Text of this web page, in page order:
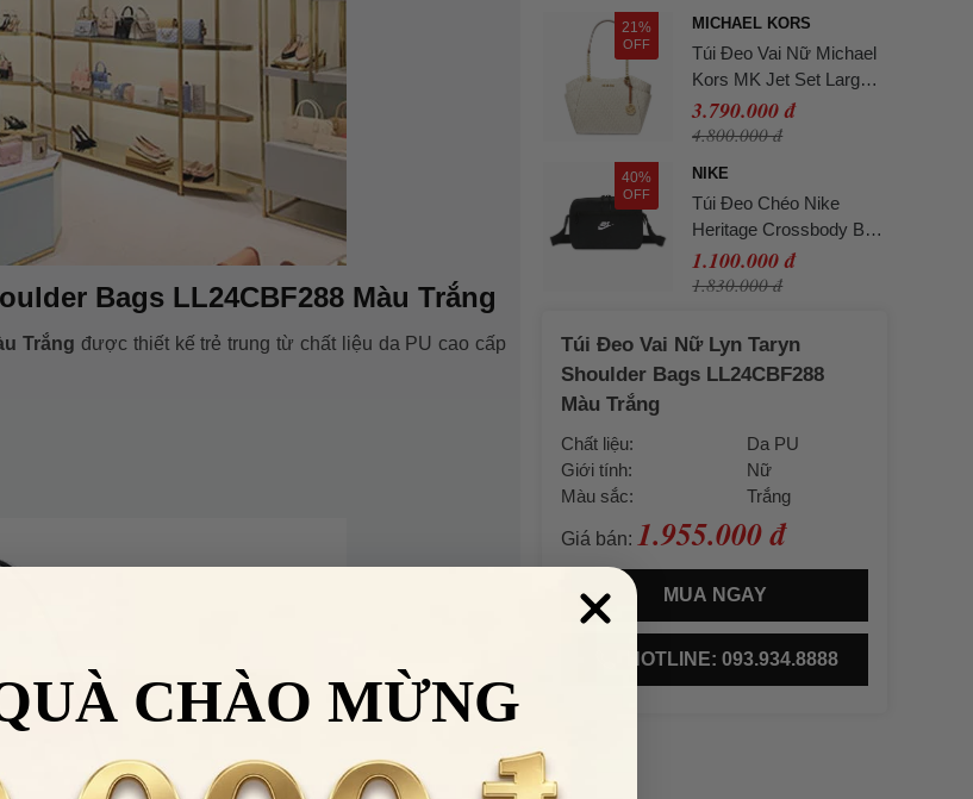
Bags LL24CBF288 Màu Trắng
Trắng được thiết kế trẻ trung từ chất liệu da PU cao cấp
21%
OFF
MICHAEL KORS
Túi Đeo Vai Nữ Michael
Kors MK Jet Set Large
Signature Logo Shoulder
Bag 35S4GTVT3B Màu
3.790.000 đ
4.800.000 đ
40%
OFF
NIKE
Túi Đeo Chéo Nike
Heritage Crossbody Bag
2.0 IB4378-010 Màu
Đen
1.100.000 đ
1.830.000 đ
Túi Đeo Vai Nữ Lyn Taryn
Shoulder Bags LL24CBF288
Màu Trắng
Chất liệu:
Da PU
Giới tính:
Nữ
Màu sắc:
Trắng
Giá bán: 1.955.000 đ
MUA NGAY
HOTLINE: 093.934.8888
CHÀO MỪNG